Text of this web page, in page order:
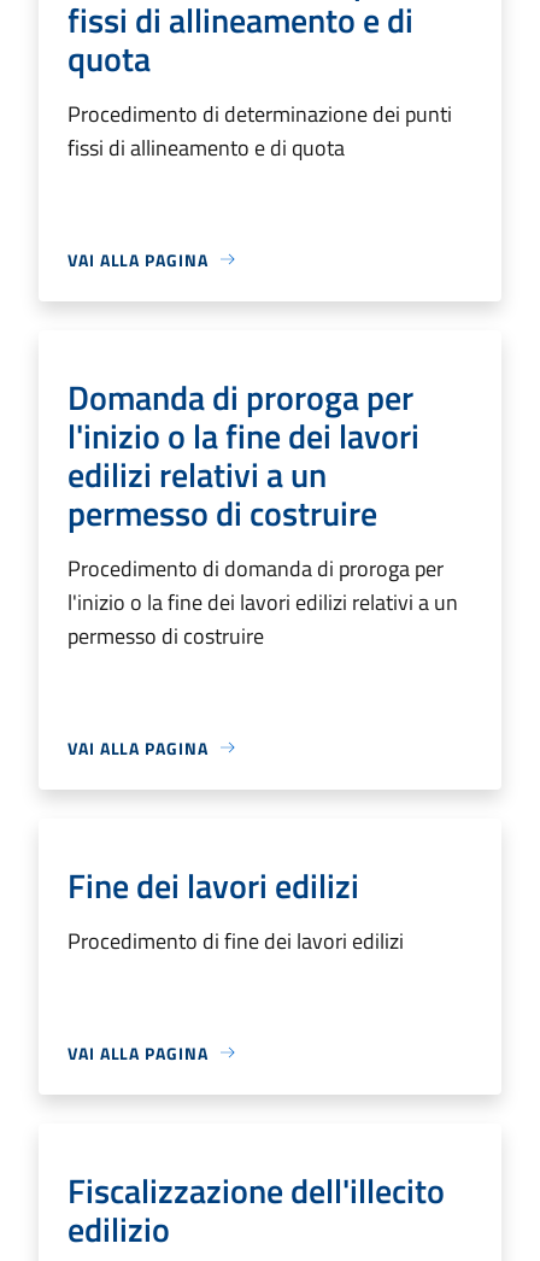
fissi di allineamento e di
quota
Procedimento di determinazione dei punti
fissi di allineamento e di quota
VAI ALLA PAGINA
Domanda di proroga per
l'inizio o la fine dei lavori
edilizi relativi a un
permesso di costruire
Procedimento di domanda di proroga per
l'inizio o la fine dei lavori edilizi relativi a un
permesso di costruire
VAI ALLA PAGINA
Fine dei lavori edilizi
Procedimento di fine dei lavori edilizi
VAI ALLA PAGINA
Fiscalizzazione dell'illecito
edilizio